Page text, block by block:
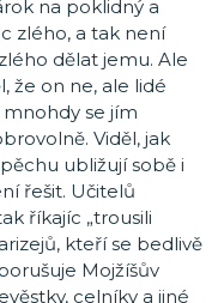
na poklidný a
zlého, a tak není
dělat jemu. Ale
že on ne, ale lidé
se jím
Viděl, jak
ubližují sobě i
řešit. Učitelů
říkajíc „trousili
kteří se bedlivě
Mojžíšův
celníky a jiné